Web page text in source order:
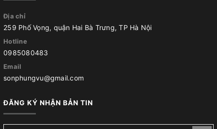
Địa chỉ
259 Phố Vọng, quận Hai Bà Trưng, TP Hà Nội
Hotline
0985080483
Email
sonphungvu@gmail.com
ĐĂNG KÝ NHẬN BẢN TIN